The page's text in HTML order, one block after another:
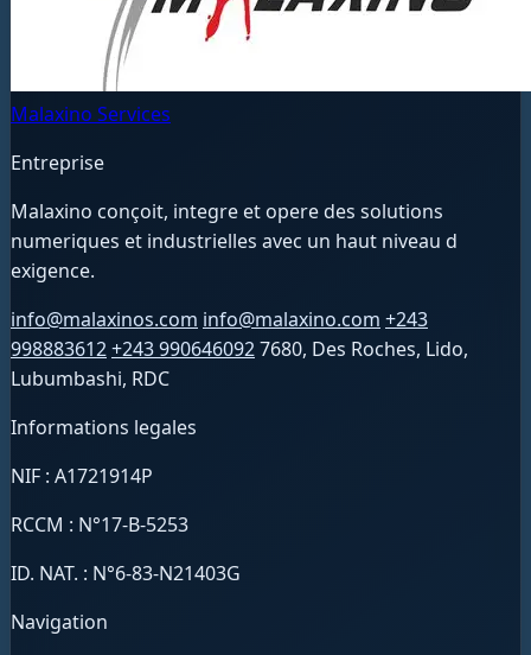
Malaxino Services
Entreprise
Malaxino conçoit, integre et opere des solutions
numeriques et industrielles avec un haut niveau d
exigence.
info@malaxinos.com info@malaxino.com +243
998883612+243 9906460927680, Des Roches, Lido,
Lubumbashi, RDC
Informations legales
NIF : A1721914P
RCCM : N°17-B-5253
ID. NAT. : N°6-83-N21403G
Navigation